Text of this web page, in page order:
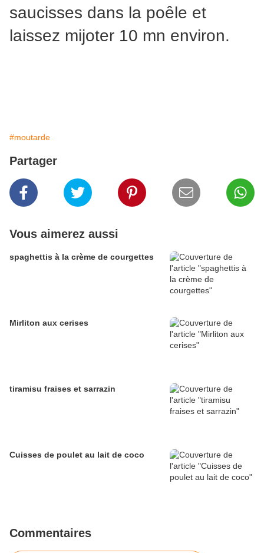
saucisses dans la poêle et
laissez mijoter 10 mn environ.
#moutarde
Partager
Vous aimerez aussi
spaghettis à la crème de courgettes
Mirliton aux cerises
tiramisu fraises et sarrazin
Cuisses de poulet au lait de coco
Commentaires